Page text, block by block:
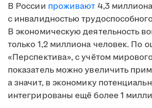
В России проживают 4,3
с инвалидностью
В экономическую деятельность
только 1,2 миллиона человек. По
«Перспектива», с учётом
показатель можно увеличить
а значит, в экономику
интегрированы ещё более 1